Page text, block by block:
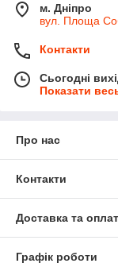
м. Дніпро
вул. Площа
Контакти
Сьогодні
Показати
Про нас
Контакти
Доставка та
Графік роботи